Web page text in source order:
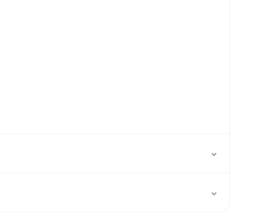
⌄
⌄